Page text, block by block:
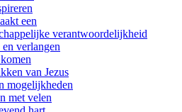
een
verantwoordelijkheid
verlangen
van Jezus
mogelijkheden
met velen